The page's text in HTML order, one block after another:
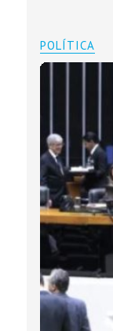
POLÍTICA